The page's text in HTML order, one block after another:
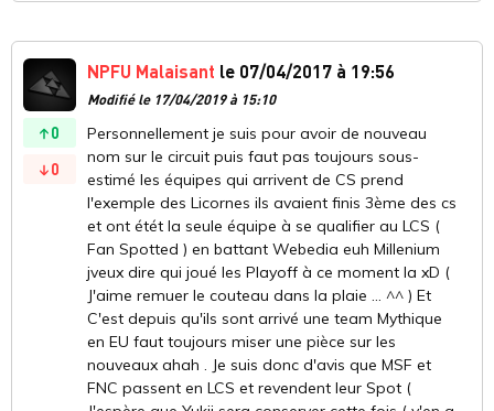
0
0
NPFU Malaisant le 07/04/2017 à 19:56
Modifié le 17/04/2019 à 15:10
Personnellement je suis pour avoir de nouveau
nom sur le circuit puis faut pas toujours sous-
estimé les équipes qui arrivent de CS prend
l'exemple des Licornes ils avaient finis 3ème des cs
et ont étét la seule équipe à se qualifier au LCS (
Fan Spotted ) en battant Webedia euh Millenium
jveux dire qui joué les Playoff à ce moment la xD (
J'aime remuer le couteau dans la plaie ... ^^ ) Et
C'est depuis qu'ils sont arrivé une team Mythique
en EU faut toujours miser une pièce sur les
nouveaux ahah . Je suis donc d'avis que MSF et
FNC passent en LCS et revendent leur Spot (